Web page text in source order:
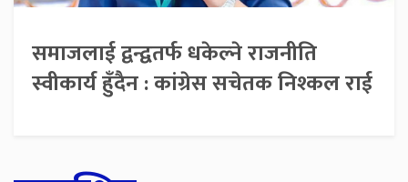
समाजलाई द्वन्द्वतर्फ धकेल्ने राजनीति
स्वीकार्य हुँदैन : कांग्रेस सचेतक निश्कल राई